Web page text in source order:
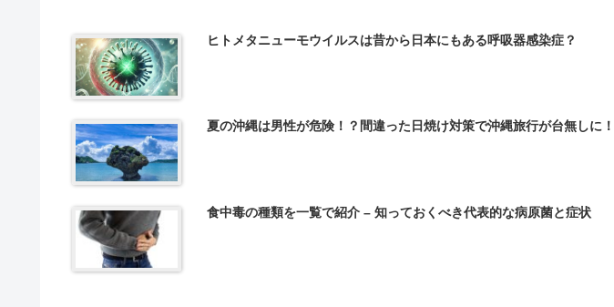
ヒトメタニューモウイルスは昔から日本にもある呼吸器感染症？
夏の沖縄は男性が危険！？間違った日焼け対策で沖縄旅行が台無しに！
食中毒の種類を一覧で紹介 – 知っておくべき代表的な病原菌と症状